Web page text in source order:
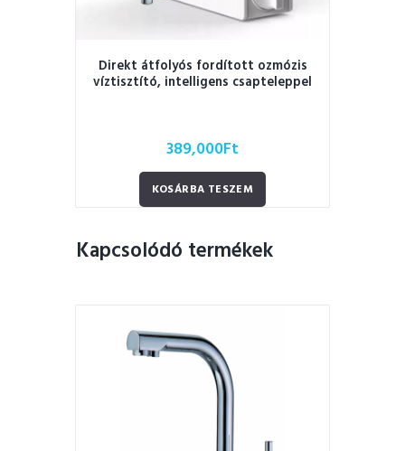
Direkt átfolyós fordított ozmózis
víztisztító, intelligens csapteleppel
389,000Ft
KOSÁRBA TESZEM
Kapcsolódó termékek